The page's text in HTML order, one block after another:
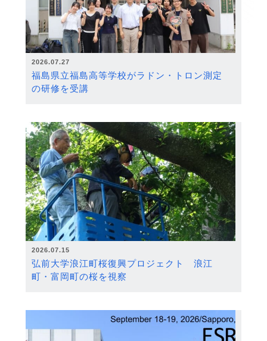
2026.07.27
福島県立福島高等学校がラドン・トロン測定
の研修を受講
2026.07.15
弘前大学浪江町桜復興プロジェクト 浪江
町・富岡町の桜を視察